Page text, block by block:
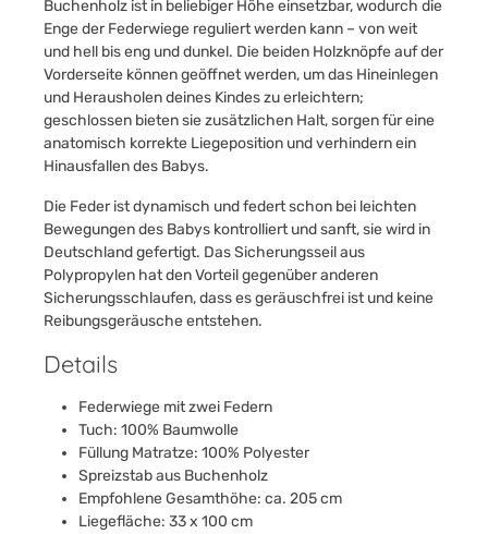
Buchenholz ist in beliebiger Höhe einsetzbar, wodurch die
Enge der Federwiege reguliert werden kann – von weit
und hell bis eng und dunkel. Die beiden Holzknöpfe auf der
Vorderseite können geöffnet werden, um das Hineinlegen
und Herausholen deines Kindes zu erleichtern;
geschlossen bieten sie zusätzlichen Halt, sorgen für eine
anatomisch korrekte Liegeposition und verhindern ein
Hinausfallen des Babys.
Die Feder ist dynamisch und federt schon bei leichten
Bewegungen des Babys kontrolliert und sanft, sie wird in
Deutschland gefertigt. Das Sicherungsseil aus
Polypropylen hat den Vorteil gegenüber anderen
Sicherungsschlaufen, dass es geräuschfrei ist und keine
Reibungsgeräusche entstehen.
Details
Federwiege mit zwei Federn
Tuch: 100% Baumwolle
Füllung Matratze: 100% Polyester
Spreizstab aus Buchenholz
Empfohlene Gesamthöhe: ca. 205 cm
Liegefläche: 33 x 100 cm